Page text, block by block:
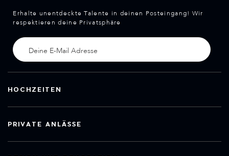
Erhalte unentdeckte Talente in deinen Posteingang! Wir
respektieren deine Privatsphäre
HOCHZEITEN
PRIVATE ANLÄSSE